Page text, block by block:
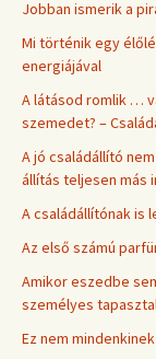
Jobban ismerik a
Mi történik egy
energiájával
A látásod romlik …
szemedet? –
A jó családállító
állítás teljesen más
A családállítónak is
Az első számú
Amikor eszedbe
személyes
Ez nem